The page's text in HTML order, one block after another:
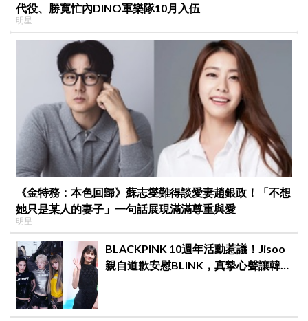
代役、勝寛忙內DINO軍樂隊10月入伍
明星
《金特務：本色回歸》蘇志燮難得談愛妻趙銀政！「不想
她只是某人的妻子」一句話展現滿滿尊重與愛
明星
BLACKPINK 10週年活動惹議！Jisoo
親自道歉安慰BLINK，真摯心聲讓韓